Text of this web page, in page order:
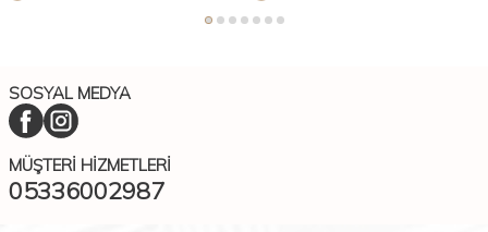
SOSYAL MEDYA
MÜŞTERI HIZMETLERI
05336002987